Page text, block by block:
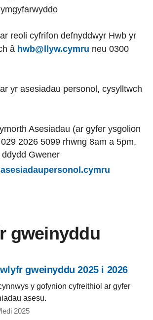
reoli cyfrifon defnyddwyr Hwb yr
â hwb@llyw.cymru neu 0300
yr asesiadau personol, cysylltwch
Asesiadau (ar gyfer ysgolion
2026 5099 rhwng 8am a 5pm,
Gwener
gweinyddu
gweinyddu 2025 i 2026
y gofynion cyfreithiol ar gyfer
asesu.
2025